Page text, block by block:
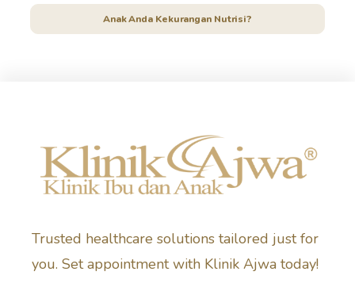
Anak Anda Kekurangan Nutrisi?
Trusted healthcare solutions tailored just for
you. Set appointment with Klinik Ajwa today!